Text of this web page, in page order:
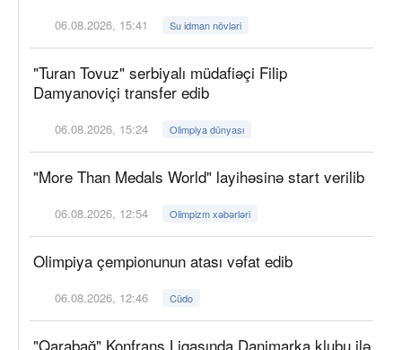
06.08.2026, 15:41 Su idman növləri
"Turan Tovuz" serbiyalı müdafiəçi Filip
Damyanoviçi transfer edib
06.08.2026, 15:24 Olimpiya dünyası
"More Than Medals World" layihəsinə start verilib
06.08.2026, 12:54 Olimpizm xəbərləri
Olimpiya çempionunun atası vəfat edib
06.08.2026, 12:46 Cüdo
"Qarabağ" Konfrans Liqasında Danimarka klubu ilə